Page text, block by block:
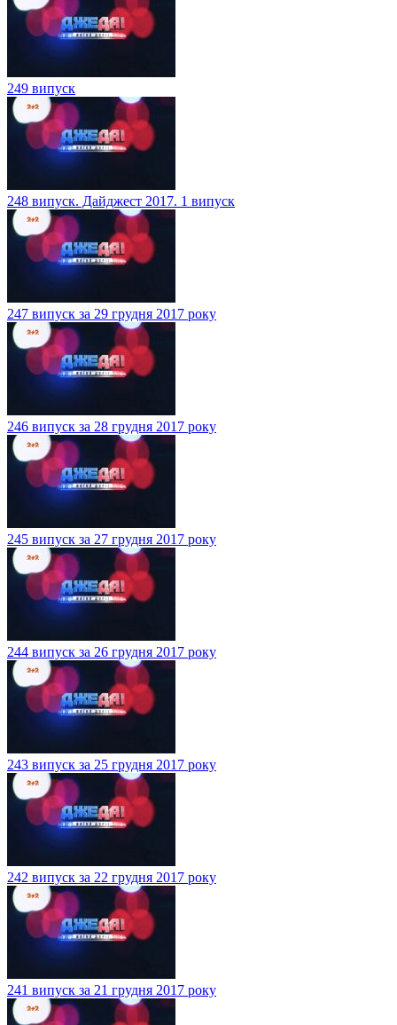
249 випуск
248 випуск. Дайджест 2017. 1 випуск
247 випуск за 29 грудня 2017 року
246 випуск за 28 грудня 2017 року
245 випуск за 27 грудня 2017 року
244 випуск за 26 грудня 2017 року
243 випуск за 25 грудня 2017 року
242 випуск за 22 грудня 2017 року
241 випуск за 21 грудня 2017 року